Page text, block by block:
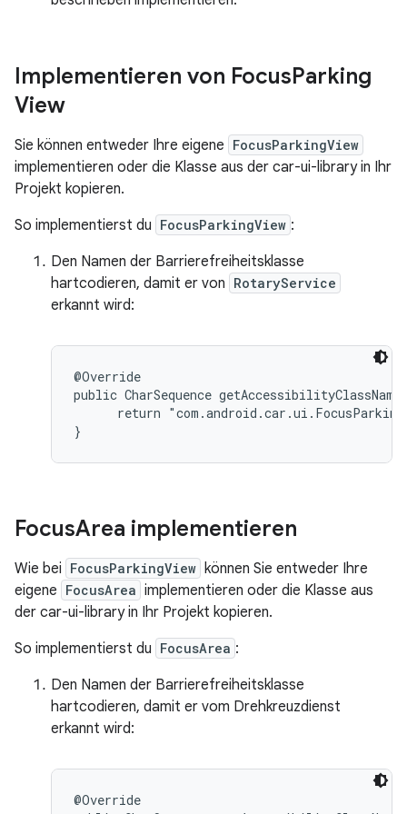
Implementieren von FocusParking
View
Sie können entweder Ihre eigene FocusParkingView
implementieren oder die Klasse aus der car-ui-library in Ihr
Projekt kopieren.
So implementierst du FocusParkingView :
Den Namen der Barrierefreiheitsklasse
hartcodieren, damit er von RotaryService
erkannt wird:
@Override
public CharSequence
return
FocusArea implementieren
Wie bei FocusParkingView können Sie entweder Ihre
eigene FocusArea implementieren oder die Klasse aus
der car-ui-library in Ihr Projekt kopieren.
So implementierst du FocusArea :
Den Namen der Barrierefreiheitsklasse
hartcodieren, damit er vom Drehkreuzdienst
erkannt wird:
@Override